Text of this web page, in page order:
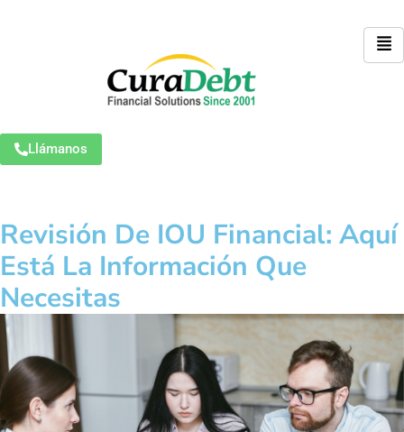
Llámanos
Revisión De IOU Financial: Aquí
Está La Información Que
Necesitas